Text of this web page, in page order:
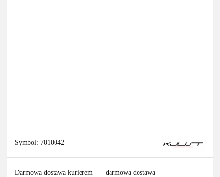
Symbol: 7010042
Darmowa dostawa kurierem darmowa dostawa